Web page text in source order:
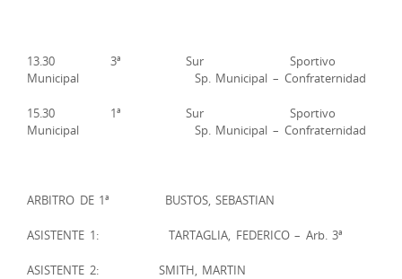
13.30 3ª Sur Sportivo
Municipal Sp. Municipal – Confraternidad
15.30 1ª Sur Sportivo
Municipal Sp. Municipal – Confraternidad
ARBITRO DE 1ª BUSTOS, SEBASTIAN
ASISTENTE 1: TARTAGLIA, FEDERICO – Arb. 3ª
ASISTENTE 2: SMITH, MARTIN